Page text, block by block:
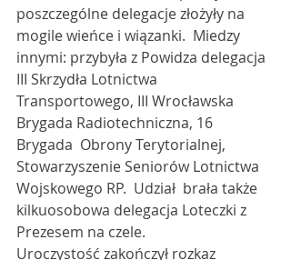
poszczególne delegacje złożyły na
mogile wieńce i wiązanki.  Miedzy
innymi: przybyła z Powidza delegacja
III Skrzydła Lotnictwa
Transportowego, III Wrocławska
Brygada Radiotechniczna, 16
Brygada  Obrony Terytorialnej,
Stowarzyszenie Seniorów Lotnictwa
Wojskowego RP.  Udział  brała także
kilkuosobowa delegacja Loteczki z
Prezesem na czele.
Uroczystość zakończył rozkaz